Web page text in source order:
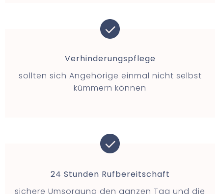
Verhinderungspflege
sollten sich Angehörige einmal nicht selbst
kümmern können
24 Stunden Rufbereitschaft
sichere Umsorgung den ganzen Tag und die